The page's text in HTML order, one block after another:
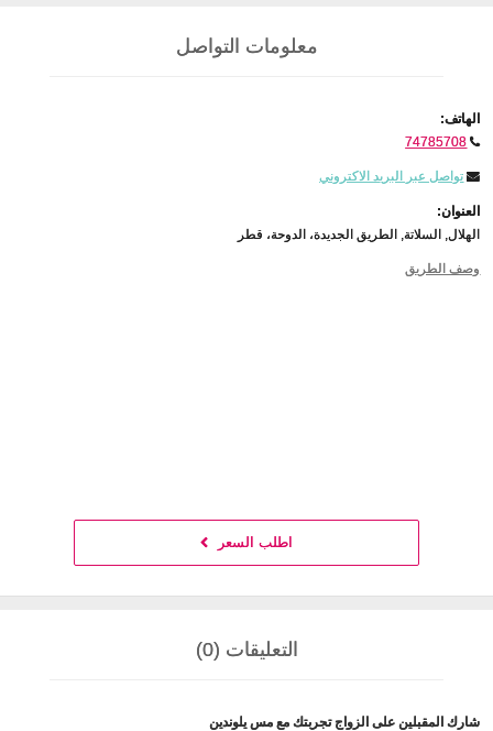
معلومات التواصل
الهاتف:
74785708
تواصل عبر البريد الاكتروني
العنوان:
الهلال, السلاتة, الطريق الجديدة، الدوحة، قطر
وصف الطريق
اطلب السعر
التعليقات (0)
شارك المقبلين على الزواج تجربتك مع مس يلوندين